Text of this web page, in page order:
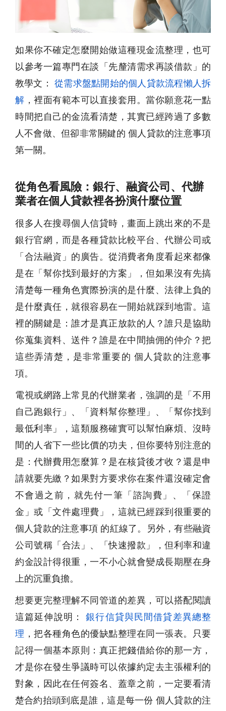
如果你不確定怎麼開始做這種現金流整理，也可
以參考一篇專門在談「先釐清需求再談借款」的
教學文：
從需求盤點開始的個人貸款流程懶人拆
解 ，裡面有範本可以直接套用。當你願意花一點
時間把自己的金流看清楚，其實已經跨過了多數
人不會做、但卻非常關鍵的 個人貸款的注意事項
第一關。
從角色看風險：銀行、融資公司、代辦
業者在個人貸款裡各扮演什麼位置
很多人在搜尋個人信貸時，畫面上跳出來的不是
銀行官網，而是各種貸款比較平台、代辦公司或
「合法融資」的廣告。從消費者角度看起來都像
是在「幫你找到最好的方案」，但如果沒有先搞
清楚每一種角色實際扮演的是什麼、法律上負的
是什麼責任，就很容易在一開始就踩到地雷。這
裡的關鍵是：誰才是真正放款的人？誰只是協助
你蒐集資料、送件？誰是在中間抽佣的仲介？把
這些弄清楚，是非常重要的 個人貸款的注意事
項。
電視或網路上常見的代辦業者，強調的是「不用
自己跑銀行」、「資料幫你整理」、「幫你找到
最低利率」，這類服務確實可以幫怕麻煩、沒時
間的人省下一些比價的功夫，但你要特別注意的
是：代辦費用怎麼算？是在核貸後才收？還是申
請就要先繳？如果對方要求你在案件還沒確定會
不會過之前，就先付一筆「諮詢費」、「保證
金」或「文件處理費」，這就已經踩到很重要的
個人貸款的注意事項 的紅線了。另外，有些融資
公司號稱「合法」、「快速撥款」，但利率和違
約金設計得很重，一不小心就會變成長期壓在身
上的沉重負擔。
想要更完整理解不同管道的差異，可以搭配閱讀
這篇延伸說明：
銀行信貸與民間借貸差異總整
理 ，把各種角色的優缺點整理在同一張表。只要
記得一個基本原則：真正把錢借給你的那一方，
才是你在發生爭議時可以依據約定去主張權利的
對象，因此在任何簽名、蓋章之前，一定要看清
楚合約抬頭到底是誰，這是每一份 個人貸款的注